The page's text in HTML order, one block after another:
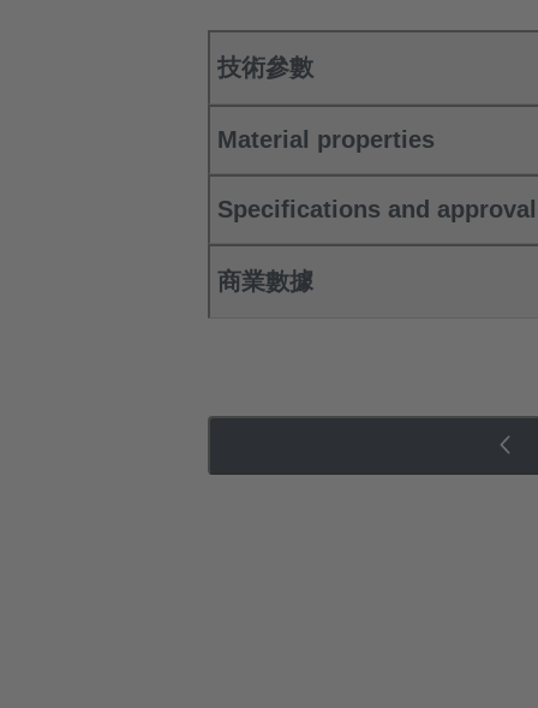
技術參數
Material properties
Specifications and
商業數據